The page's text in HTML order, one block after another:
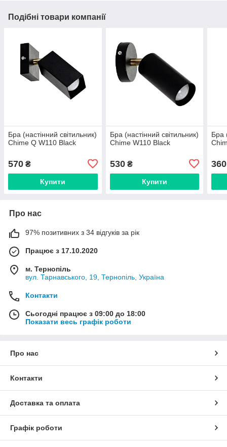
Подібні товари компанії
Бра (настінний світильник)
Chime Q W110 Black
570 ₴
Купити
Бра (настінний світильник)
Chime W110 Black
530₴
Купити
Бра
360
Про нас
97% позитивних з 34 відгуків за рік
Працює з 17.10.2020
м. Тернопіль
вул. Тарнавського, 19, Тернопіль, Україна
Контакти
Сьогодні працює з 09:00 до 18:00
Показати весь графік роботи
Про нас
Контакти
Доставка та оплата
Графік роботи